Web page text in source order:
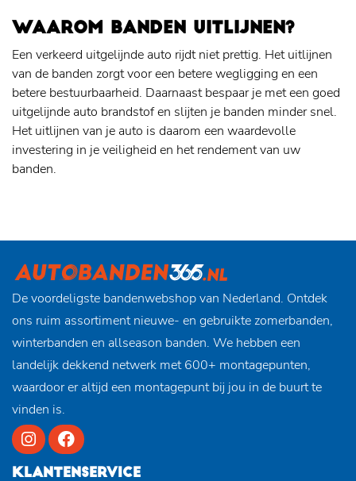
WAAROM BANDEN UITLIJNEN?
Een verkeerd uitgelijnde auto rijdt niet prettig. Het uitlijnen
van de banden zorgt voor een betere wegligging en een
betere bestuurbaarheid. Daarnaast bespaar je met een goed
uitgelijnde auto brandstof en slijten je banden minder snel.
Het uitlijnen van je auto is daarom een waardevolle
investering in je veiligheid en het rendement van uw
banden.
De voordeligste bandenwebshop van Nederland. Ontdek
ons ruim assortiment nieuwe- en gebruikte zomerbanden,
winterbanden en allseason banden. We hebben een
landelijk dekkend netwerk met 600+ montagepunten,
waardoor er altijd een montagepunt bij jou in de buurt te
vinden is.
KLANTENSERVICE